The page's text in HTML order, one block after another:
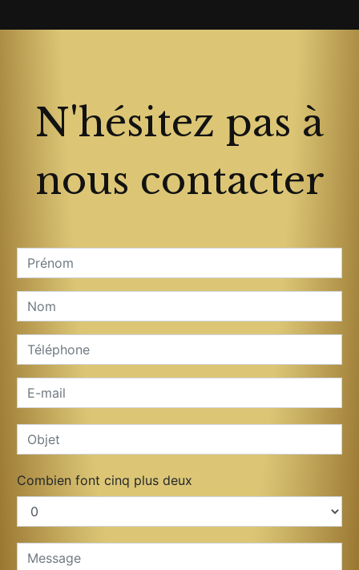
N'hésitez pas à
nous contacter
Combien font cinq plus deux